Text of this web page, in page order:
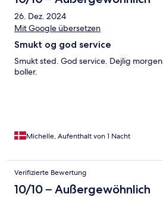
26. Dez. 2024
Mit Google übersetzen
Smukt og god service
Smukt sted. God service. Dejlig
boller.
Michelle, Aufenthalt von 1 Nacht
Verifizierte Bewertung
10/10 – Außergewöhnlich